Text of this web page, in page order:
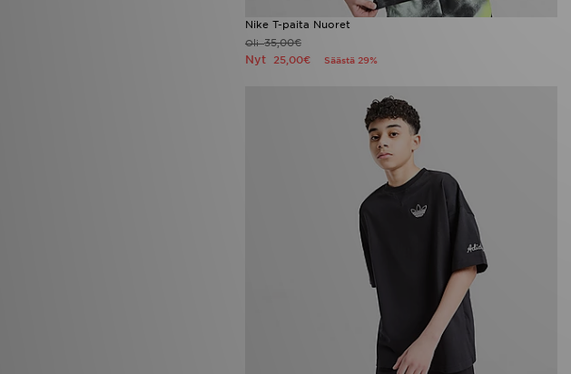
Nike T-paita Nuoret
Oli35,00€
Nyt 25,00€ Säästä 29%